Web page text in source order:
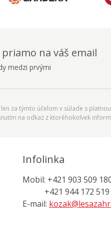
na váš email
medzi prvými
za týmto účelom v súlade s
na odkaz z ktoréhokoľvek
Infolinka
Mobil: +421 903 509
+421 944 172 519
E-mail: